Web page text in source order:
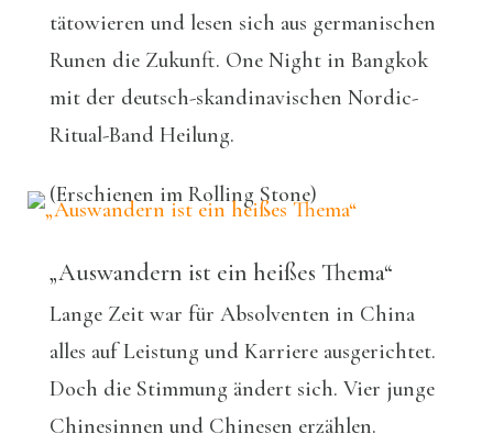
tätowieren und lesen sich aus germanischen
Runen die Zukunft. One Night in Bangkok
mit der deutsch-skandinavischen Nordic-
Ritual-Band Heilung.
(Erschienen im Rolling Stone)
„Auswandern ist ein heißes Thema“
Lange Zeit war für Absolventen in China
alles auf Leistung und Karriere ausgerichtet.
Doch die Stimmung ändert sich. Vier junge
Chinesinnen und Chinesen erzählen.